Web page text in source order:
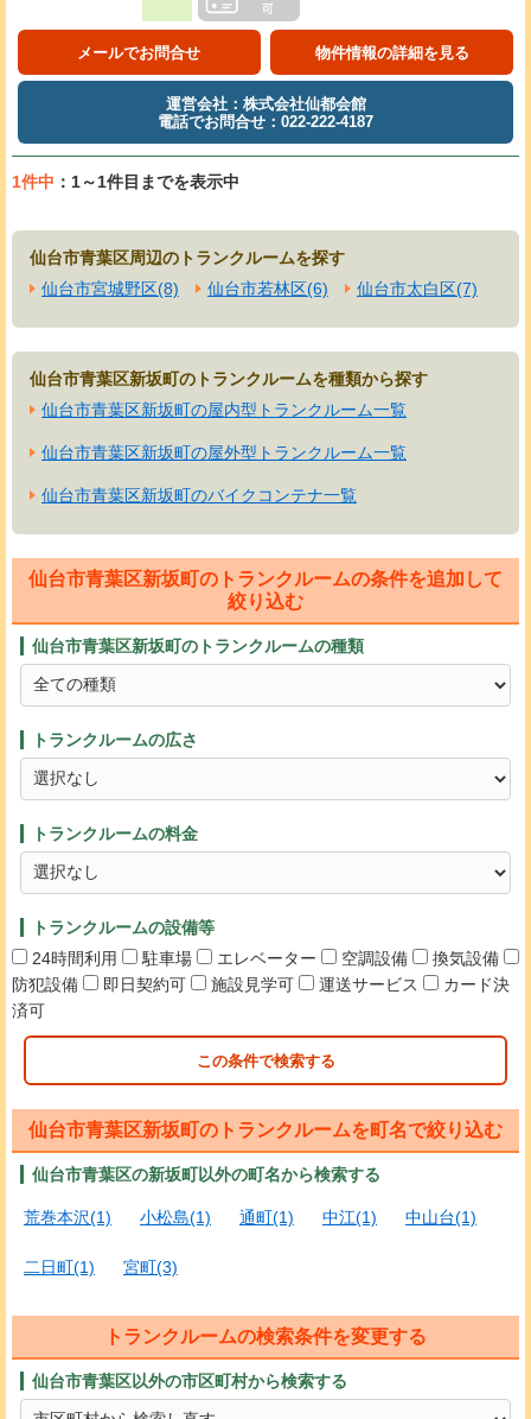
メールでお問合せ 物件情報の詳細を見る
運営会社：株式会社仙都会館
電話でお問合せ：022-222-4187
1件中 ：1～1件目までを表示中
仙台市青葉区周辺のトランクルームを探す
仙台市宮城野区(8)
仙台市若林区(6) 仙台市太白区(7)
仙台市青葉区新坂町のトランクルームを種類から探す
仙台市青葉区新坂町の屋内型トランクルーム一覧
仙台市青葉区新坂町の屋外型トランクルーム一覧
仙台市青葉区新坂町のバイクコンテナ一覧
仙台市青葉区新坂町のトランクルームの条件を追加して
絞り込む
仙台市青葉区新坂町のトランクルームの種類
トランクルームの広さ
トランクルームの料金
トランクルームの設備等
24時間利用
駐車場 エレベーター 空調設備
換気設備
防犯設備
即日契約可 施設見学可 運送サービス
カード決
済可
この条件で検索する
仙台市青葉区新坂町のトランクルームを町名で絞り込む
仙台市青葉区の新坂町以外の町名から検索する
荒巻本沢(1) 小松島(1) 通町(1) 中江(1) 中山台(1)
二日町(1) 宮町(3)
トランクルームの検索条件を変更する
仙台市青葉区以外の市区町村から検索する